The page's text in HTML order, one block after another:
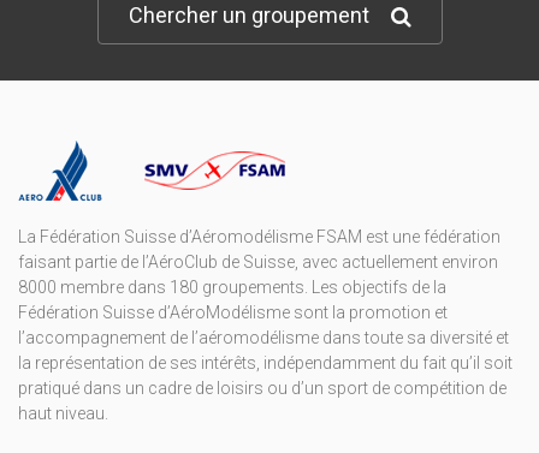
Chercher un groupement
La Fédération Suisse d’Aéromodélisme FSAM est une fédération
faisant partie de l’AéroClub de Suisse, avec actuellement environ
8000 membre dans 180 groupements. Les objectifs de la
Fédération Suisse d’AéroModélisme sont la promotion et
l’accompagnement de l’aéromodélisme dans toute sa diversité et
la représentation de ses intérêts, indépendamment du fait qu’il soit
pratiqué dans un cadre de loisirs ou d’un sport de compétition de
haut niveau.